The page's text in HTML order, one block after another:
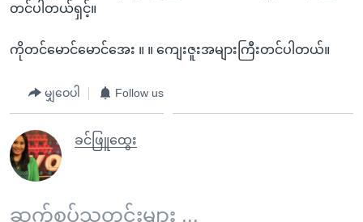
တင်ပါတယ်ရှင့်။
ကိုတင်မောင်မောင်အေး ။ ။ ကျေးဇူးအများကြီးတင်ပါတယ်။
မျှဝေပါ Follow us
ခင်ဖြူထွေး
ဆက်စပ်သတင်းများ ...